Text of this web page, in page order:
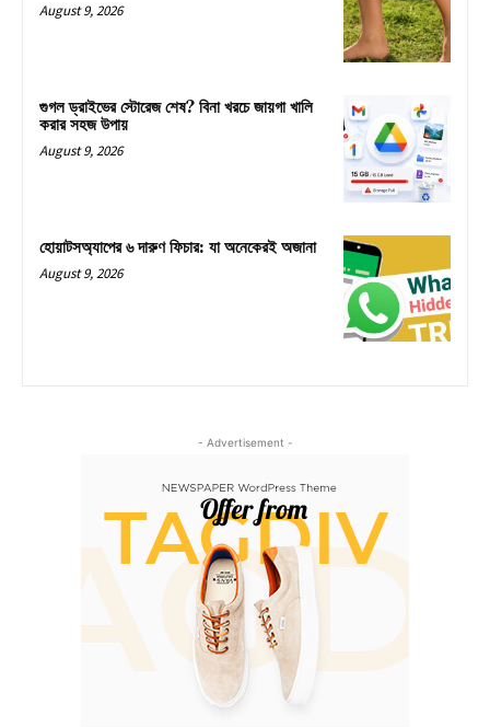
August 9, 2026
গুগল ড্রাইভের স্টোরেজ শেষ? বিনা খরচে জায়গা খালি
করার সহজ উপায়
August 9, 2026
হোয়াটসঅ্যাপের ৬ দারুণ ফিচার: যা অনেকেরই অজানা
August 9, 2026
- Advertisement -